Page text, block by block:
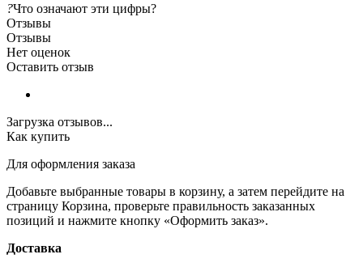
?Что означают эти цифры?
Отзывы
Отзывы
Нет оценок
Оставить отзыв
Загрузка отзывов...
Как купить
Для оформления заказа
Добавьте выбранные товары в корзину, а затем перейдите на
страницу Корзина, проверьте правильность заказанных
позиций и нажмите кнопку «Оформить заказ».
Доставка